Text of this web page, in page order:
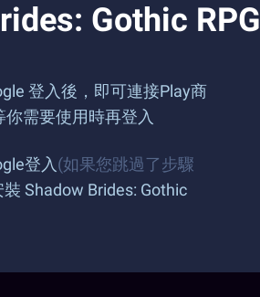
Gothic RPG
登入後，即可連接Play商
你需要使用時再登入
登入 (如果您跳過了步驟
裝 Shadow Brides: Gothic